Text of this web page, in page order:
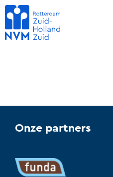
Onze partners